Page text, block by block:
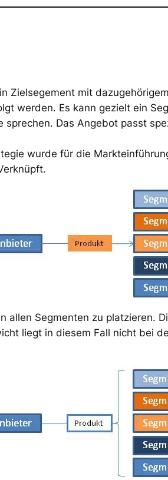
Zielsegement mit
werden. Es kann gezielt ein
Das Angebot passt
wurde für die
Segmenten zu platzieren.
liegt in diesem Fall nicht bei